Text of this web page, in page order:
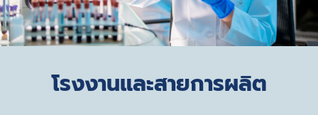
โรงงานและสายการผลิต